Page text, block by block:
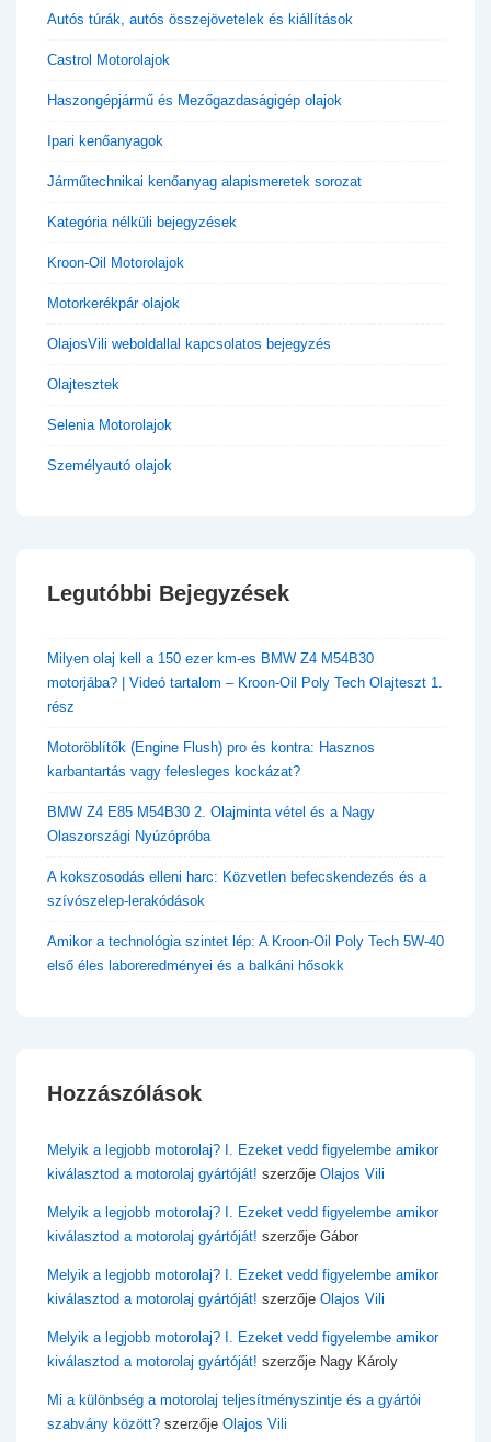
Autós túrák, autós összejövetelek és kiállítások
Castrol Motorolajok
Haszongépjármű és Mezőgazdaságigép olajok
Ipari kenőanyagok
Járműtechnikai kenőanyag alapismeretek sorozat
Kategória nélküli bejegyzések
Kroon-Oil Motorolajok
Motorkerékpár olajok
OlajosVili weboldallal kapcsolatos bejegyzés
Olajtesztek
Selenia Motorolajok
Személyautó olajok
Legutóbbi Bejegyzések
​Milyen olaj kell a 150 ezer km-es BMW Z4 M54B30
motorjába? | Videó tartalom – Kroon-Oil Poly Tech Olajteszt 1.
rész
Motoröblítők (Engine Flush) pro és kontra: Hasznos
karbantartás vagy felesleges kockázat?
BMW Z4 E85 M54B30 2. Olajminta vétel és a Nagy
Olaszországi Nyúzópróba
A kokszosodás elleni harc: Közvetlen befecskendezés és a
szívószelep-lerakódások
Amikor a technológia szintet lép: A Kroon-Oil Poly Tech 5W-40
első éles laboreredményei és a balkáni hősokk
Hozzászólások
Melyik a legjobb motorolaj? I. Ezeket vedd figyelembe amikor
kiválasztod a motorolaj gyártóját! szerzője Olajos Vili
Melyik a legjobb motorolaj? I. Ezeket vedd figyelembe amikor
kiválasztod a motorolaj gyártóját! szerzője Gábor
Melyik a legjobb motorolaj? I. Ezeket vedd figyelembe amikor
kiválasztod a motorolaj gyártóját! szerzője Olajos Vili
Melyik a legjobb motorolaj? I. Ezeket vedd figyelembe amikor
kiválasztod a motorolaj gyártóját! szerzője Nagy Károly
Mi a különbség a motorolaj teljesítményszintje és a gyártói
szabvány között? szerzője Olajos Vili